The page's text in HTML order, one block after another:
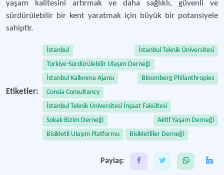
yaşam kalitesini artırmak ve daha sağlıklı, güvenli ve
sürdürülebilir bir kent yaratmak için büyük bir potansiyele
sahiptir.
Etiketler:
İstanbul
İstanbul Teknik Üniversitesi
Türkiye-Sürdürülebilir Ulaşım Derneği
İstanbul Kalkınma Ajansı
Bloomberg Philanthropies
Consia Consultancy
İstanbul Teknik Üniversitesi İnşaat Fakültesi
Sokak Bizim Derneği
Aktif Yaşam Derneği
Bisikletli Ulaşım Platformu
Bisikletliler Derneği
Paylaş: